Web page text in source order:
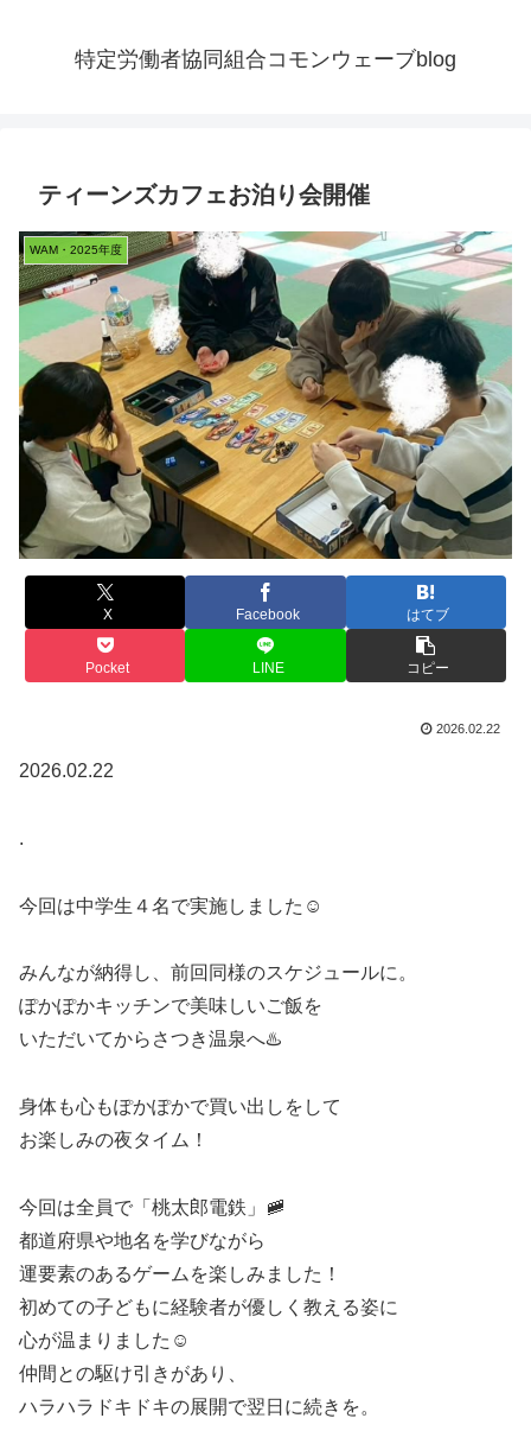
特定労働者協同組合コモンウェーブblog
ティーンズカフェお泊り会開催
WAM・2025年度
X Facebook はてブ
Pocket LINE コピー
2026.02.22
2026.02.22
.
今回は中学生４名で実施しました☺️
みんなが納得し、前回同様のスケジュールに。
ぽかぽかキッチンで美味しいご飯を
いただいてからさつき温泉へ♨️
身体も心もぽかぽかで買い出しをして
お楽しみの夜タイム！
今回は全員で「桃太郎電鉄」🚞
都道府県や地名を学びながら
運要素のあるゲームを楽しみました！
初めての子どもに経験者が優しく教える姿に
心が温まりました☺️
仲間との駆け引きがあり、
ハラハラドキドキの展開で翌日に続きを。